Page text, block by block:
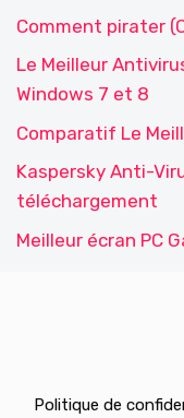
Comment pirater
Le Meilleur
Windows 7 et 8
Comparatif Le
Kaspersky Anti-
téléchargement
Meilleur écran PC
Politique de